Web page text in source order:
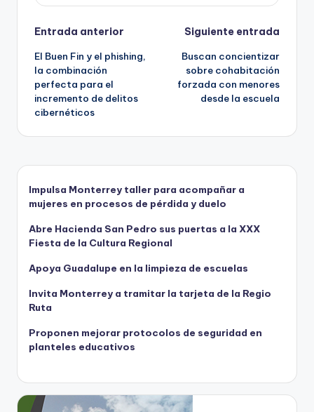
Navegación
de
entradas
Entrada anterior
El Buen Fin y el phishing,
la combinación
perfecta para el
incremento de delitos
cibernéticos
Siguiente entrada
Buscan concientizar
sobre cohabitación
forzada con menores
desde la escuela
Impulsa Monterrey taller para acompañar a
mujeres en procesos de pérdida y duelo
Abre Hacienda San Pedro sus puertas a la XXX
Fiesta de la Cultura Regional
Apoya Guadalupe en la limpieza de escuelas
Invita Monterrey a tramitar la tarjeta de la Regio
Ruta
Proponen mejorar protocolos de seguridad en
planteles educativos